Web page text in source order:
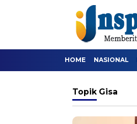
HOME NASIONAL
Topik Gisa